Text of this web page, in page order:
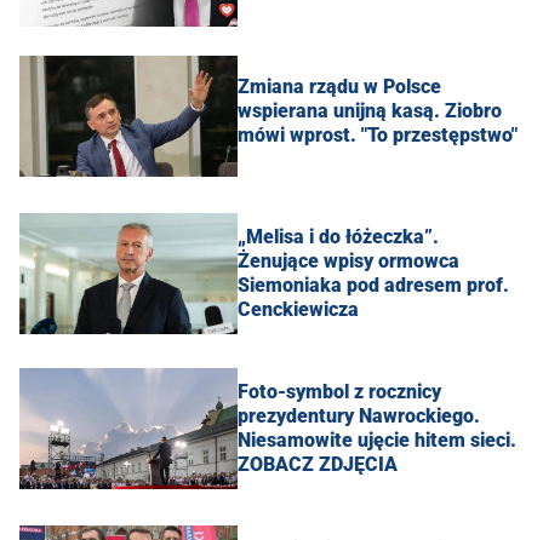
Zmiana rządu w Polsce
wspierana unijną kasą. Ziobro
mówi wprost. "To przestępstwo"
„Melisa i do łóżeczka”.
Żenujące wpisy ormowca
Siemoniaka pod adresem prof.
Cenckiewicza
Foto-symbol z rocznicy
prezydentury Nawrockiego.
Niesamowite ujęcie hitem sieci.
ZOBACZ ZDJĘCIA